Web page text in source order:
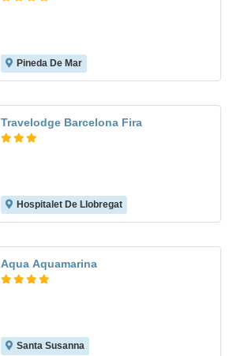
Pineda De Mar
Travelodge Barcelona Fira
Hospitalet De Llobregat
Aqua Aquamarina
Santa Susanna